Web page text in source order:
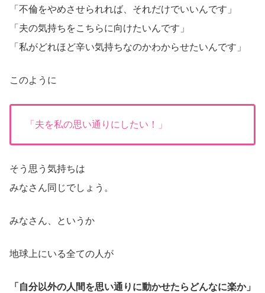
「不倫をやめさせられれば、それだけでいいんです」
「夫の気持ちをこちらに向けたいんです」
「私がどれほど辛い気持ちなのかわからせたいんです」
このように
「夫を私の思い通りにしたい！」
そう思う気持ちは
みなさん同じでしょう。
みなさん、というか
地球上にいる全ての人が
「自分以外の人間を思い通りに動かせたらどんなに楽か」